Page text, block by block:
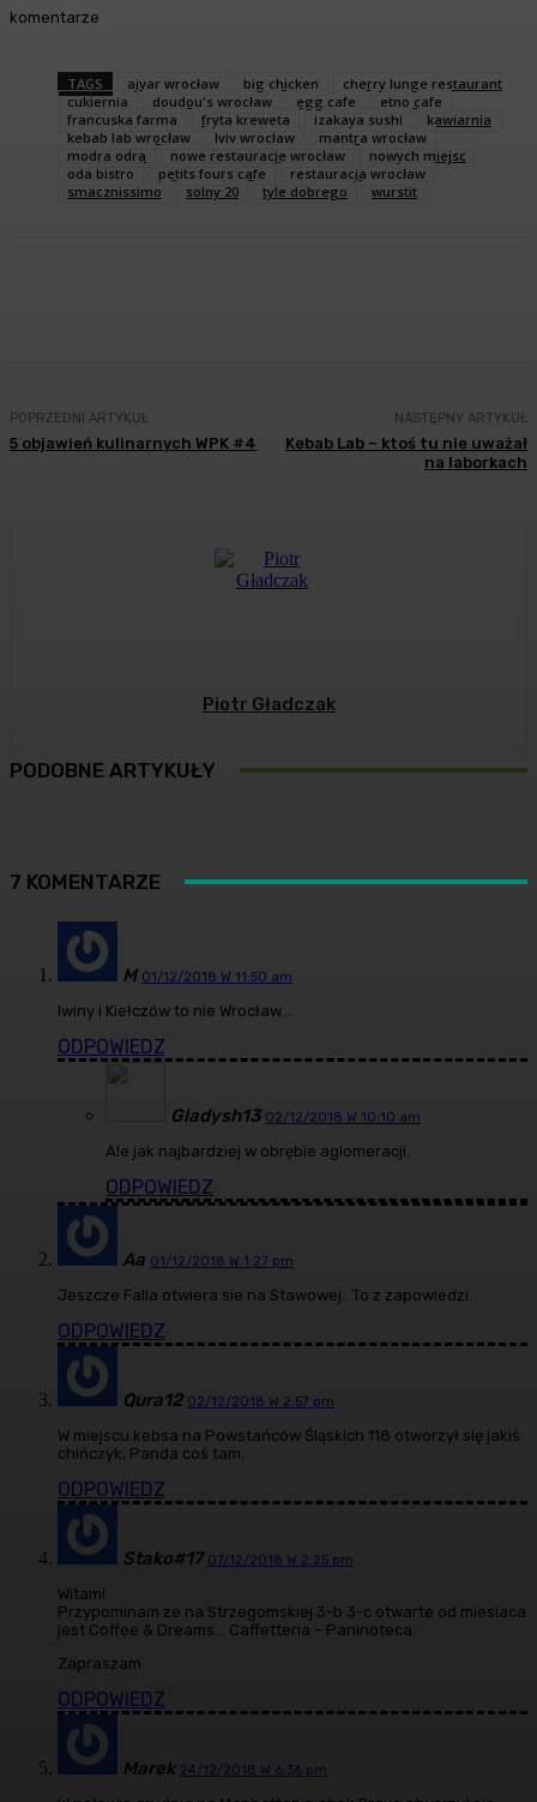
komentarze
TAGS ajvar wrocław big chicken
cherry lunge restaurant
cukiernia
doudou's wrocław egg.cafe
etno cafe
francuska farma
fryta kreweta izakaya sushi
kawiarnia
kebab lab wrocław
lviv wrocław
mantra wrocław
modra odra
nowe restauracje wrocław
nowych miejsc
oda bistro
petits fours cafe
restauracja wrocław
smacznissimo
solny 20 tyle dobrego wurstit
POPRZEDNI ARTYKUŁ
5 objawień kulinarnych WPK #4
NASTĘPNY ARTYKUŁ
Kebab Lab – ktoś tu nie uważał
na laborkach
Piotr Gładczak
PODOBNE ARTYKUŁY
7 KOMENTARZE
M 01/12/2018 W 11:50 am
Iwiny i Kiełczów to nie Wrocław…
ODPOWIEDZ
Gladysh13 02/12/2018 W 10:10 am
Ale jak najbardziej w obrębie aglomeracji.
ODPOWIEDZ
Aa 01/12/2018 W 1:27 pm
Jeszcze Falla otwiera sie na Stawowej.. To z zapowiedzi.
ODPOWIEDZ
Qura12 02/12/2018 W 2:57 pm
W miejscu kebsa na Powstańców Śląskich 118 otworzył się jakiś
chińczyk, Panda coś tam.
ODPOWIEDZ
Stako#17 07/12/2018 W 2:25 pm
Witam!
Przypominam ze na Strzegomskiej 3-b 3-c otwarte od miesiaca
jest Coffee & Dreams… Caffetteria – Paninoteca.
Zapraszam
ODPOWIEDZ
Marek 24/12/2018 W 6:36 pm